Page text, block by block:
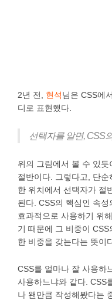
2년 전, 현석님은 CSS에
디로 표현했다.
선택자를 알면, CSS
위의 그림에서 볼 수 있
절반이다. 그렇다고, 단
한 위치에서 선택자가 절
된다. CSS의 핵심인 속
효과적으로 사용하기 위
기 때문에 그 비중이
한 비중을 갖는다는 뜻이
CSS를 얼마나 잘 사용하
사용하느냐와 같다. CSS
나 왠만큼 작성해봤다는